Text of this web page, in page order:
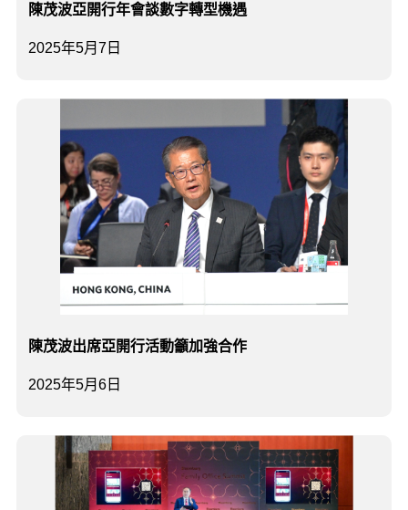
2025年5月7日
陳茂波亞開行年會談數字轉型機遇
2025年5月6日
陳茂波出席亞開行活動籲加強合作